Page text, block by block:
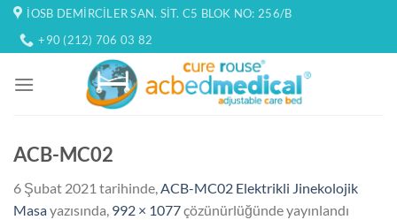
İçeriğe
atla
İOSB DEMIRCILER SAN. SIT. C5 BLOK NO: 256/B
+90 (212) 706 03 82
ACB-MC02
6 Şubat 2021 tarihinde,ACB-MC02 Elektrikli Jinekolojik
Masayazısında, 992 × 1077çözünürlüğünde yayınlandı